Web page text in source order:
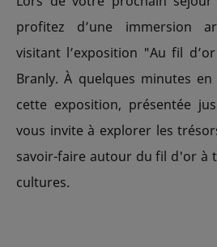
profitez d’une immersion
visitant l’exposition "Au fil
Branly. À quelques minutes
cette exposition, présentée
vous invite à explorer les
savoir-faire autour du fil d'or à
cultures.